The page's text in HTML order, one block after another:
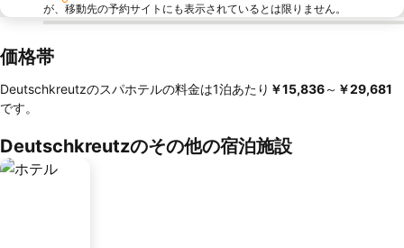
が、移動先の予約サイトにも表示されているとは限りません。
価格帯
Deutschkreutzのスパホテルの料金は1泊あたり ‎￥15,836～ ‎￥29,681
です。
Deutschkreutzのその他の宿泊施設